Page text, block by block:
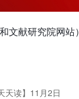
文献研究院网站）
天读】11月2日